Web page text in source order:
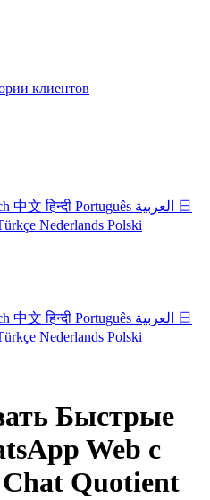
клиентов
中文हिन्दी Português
日
Nederlands Polski
中文हिन्दी Português
日
Nederlands Polski
Быстрые
Web с
Quotient